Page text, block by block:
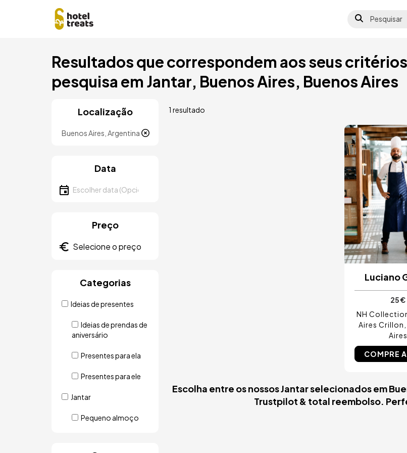
Pesquisar
Resultados que correspondem aos seus
pesquisa em Jantar, Buenos Aires, Buenos Aires
Localização
Data
Escolher data
Preço
Categorias
Ideias de presentes
Ideias de prendas de
aniversário
Presentes para ela
Presentes para ele
Jantar
Pequeno almoço
1 resultado
Imagem
Luciano
25 €
NH
Aires Crillon
Aires
COMPRE
Escolha entre os nossos Jantar selecionados em
Trustpilot & total reembolso.